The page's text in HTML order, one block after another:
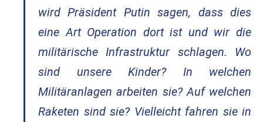
wird Präsident Putin sagen, dass dies
eine Art Operation dort ist und wir die
militärische Infrastruktur schlagen. Wo
sind unsere Kinder? In welchen
Militäranlagen arbeiten sie? Auf welchen
Raketen sind sie? Vielleicht fahren sie in